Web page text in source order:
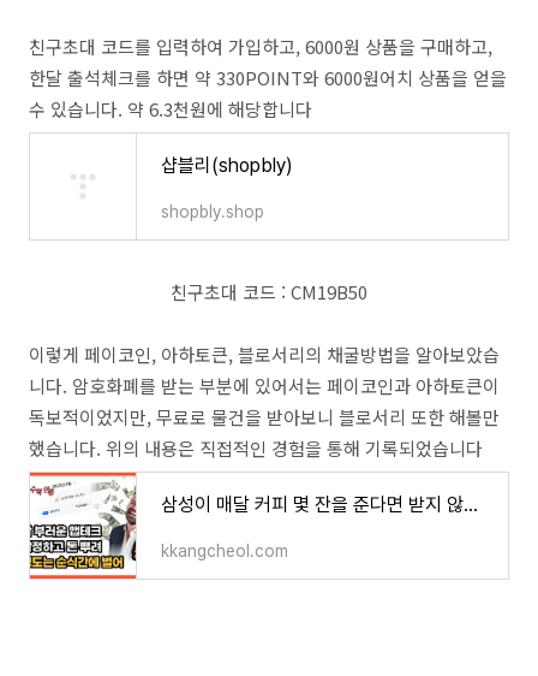
친구초대 코드를 입력하여 가입하고, 6000원 상품을 구매하고,
한달 출석체크를 하면 약 330POINT와 6000원어치 상품을 얻을
수 있습니다. 약 6.3천원에 해당합니다
샵블리(shopbly)
shopbly.shop
친구초대 코드 : CM19B50
이렇게 페이코인, 아하토큰, 블로서리의 채굴방법을 알아보았습
니다. 암호화폐를 받는 부분에 있어서는 페이코인과 아하토큰이
독보적이었지만, 무료로 물건을 받아보니 블로서리 또한 해볼만
했습니다. 위의 내용은 직접적인 경험을 통해 기록되었습니다
삼성이 매달 커피 몇 잔을 준다면 받지 않을 이유가 있을까?
kkangcheol.com